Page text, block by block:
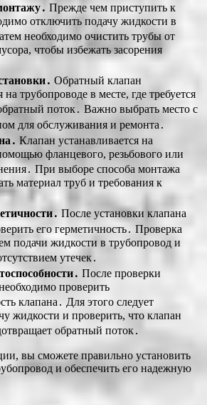
Прежде чем приступить к
отключить подачу жидкости в
необходимо очистить трубы от
чтобы избежать засорения
Обратный клапан
на трубопроводе в месте, где требуется
поток․ Важно выбрать место с
для обслуживания и ремонта․
Клапан устанавливается на
фланцевого, резьбового или
При выборе способа монтажа
материал труб и требования к
После установки клапана
его герметичность․ Проверка
подачи жидкости в трубопровод и
утечек․
После проверки
проверить
клапана․ Для этого следует
жидкости и проверить, что клапан
обратный поток․
вы сможете правильно установить
и обеспечить его надежную